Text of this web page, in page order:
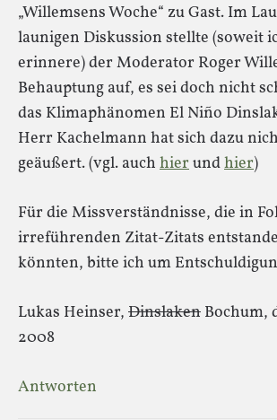
„Willemsens Woche“ zu Gast. Im
launigen Diskussion stellte (soweit
erinnere) der Moderator Roger
Behauptung auf, es sei doch nicht
das Klimaphänomen El Niño
Herr Kachelmann hat sich dazu
geäußert. (vgl. auch hierundhier)
Für die Missverständnisse, die in
irreführenden Zitat-Zitats
könnten, bitte ich um
Lukas Heinser, Dinslaken Bochum,
2008
Antworten